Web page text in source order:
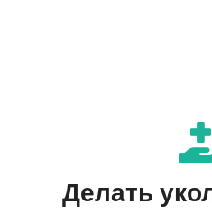
Делать